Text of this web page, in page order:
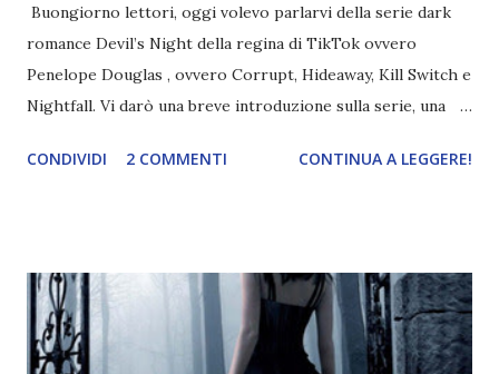
Buongiorno lettori, oggi volevo parlarvi della serie dark
romance Devil’s Night della regina di TikTok ovvero
Penelope Douglas , ovvero Corrupt, Hideaway, Kill Switch e
Nightfall. Vi darò una breve introduzione sulla serie, una
e anche un breve commento sui libri singoli. I libri sono in
grande (Devil's Night 1#) Autrice : Penelope Douglas
Pagine: 448 Editore: Newton Compton Editori
Pubblicazione: 10 Gennaio 2023 Traduttore: Laura Lancini
CONDIVIDI 2 COMMENTI CONTINUA A LEGGERE!